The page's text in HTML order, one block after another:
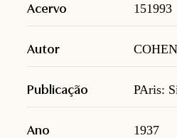
Acervo 151993
Autor
Publicação PAris:
Ano 1937